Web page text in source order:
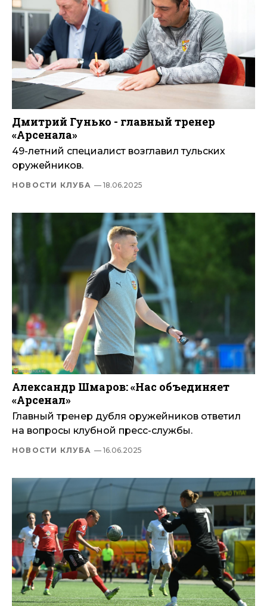
Дмитрий Гунько - главный тренер
«Арсенала»
49-летний специалист возглавил тульских
оружейников.
НОВОСТИ КЛУБА — 18.06.2025
Александр Шмаров: «Нас объединяет
«Арсенал»
Главный тренер дубля оружейников ответил
на вопросы клубной пресс-службы.
НОВОСТИ КЛУБА — 16.06.2025